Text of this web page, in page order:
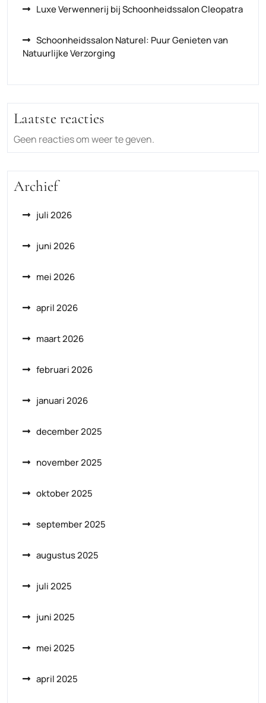
Luxe Verwennerij bij Schoonheidssalon Cleopatra
Schoonheidssalon Naturel: Puur Genieten van
Natuurlijke Verzorging
Laatste reacties
Geen reacties om weer te geven.
Archief
juli 2026
juni 2026
mei 2026
april 2026
maart 2026
februari 2026
januari 2026
december 2025
november 2025
oktober 2025
september 2025
augustus 2025
juli 2025
juni 2025
mei 2025
april 2025